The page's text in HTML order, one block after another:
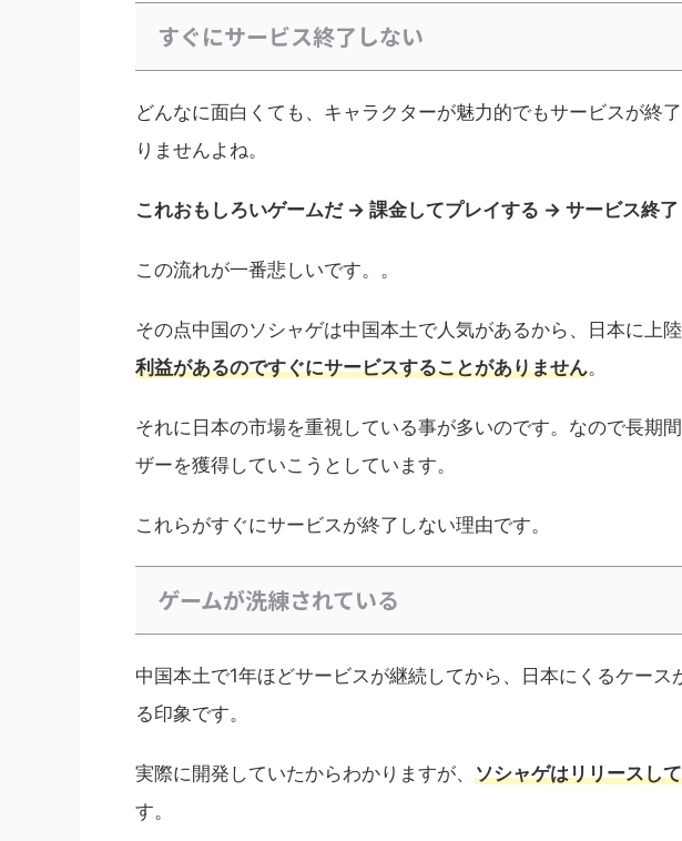
すぐにサービス終了しない
どんなに面白くても、キャラクターが魅力的でもサービスが終
りませんよね。
これおもしろいゲームだ → 課金してプレイする → サービス終了
この流れが一番悲しいです。。
その点中国のソシャゲは中国本土で人気があるから、日本に上
利益があるのですぐにサービスすることがありません。
それに日本の市場を重視している事が多いのです。なので長期
ザーを獲得していこうとしています。
これらがすぐにサービスが終了しない理由です。
ゲームが洗練されている
中国本土で1年ほどサービスが継続してから、日本にくるケー
る印象です。
実際に開発していたからわかりますが、 ソシャゲはリリースし
す。